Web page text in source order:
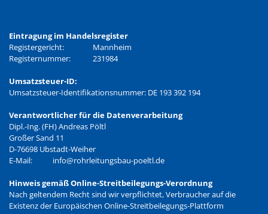
Eintragung im Handelsregister
Registergericht:
Mannheim
Registernummer:
231984
Umsatzsteuer-ID:
Umsatzsteuer-Identifikationsnummer: DE 193 392 194
Verantwortlicher für die Datenverarbeitung
Dipl.-Ing. (FH) Andreas Pöltl
Großer Sand 11
D-76698 Ubstadt-Weiher
E-Mail:
info@rohrleitungsbau-poeltl.de
Hinweis gemäß Online-Streitbeilegungs-Verordnung
Nach geltendem Recht sind wir verpflichtet, Verbraucher auf die
Existenz der Europäischen Online-Streitbeilegungs-Plattform